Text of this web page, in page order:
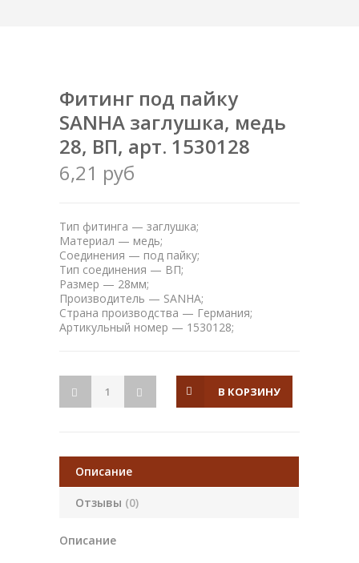
Фитинг под пайку
SANHA заглушка, медь
28, ВП, арт. 1530128
6,21 руб
Тип фитинга — заглушка;
Материал — медь;
Соединения — под пайку;
Тип соединения — ВП;
Размер — 28мм;
Производитель — SANHA;
Страна производства — Германия;
Артикульный номер — 1530128;
В КОРЗИНУ
Описание
Отзывы (0)
Описание